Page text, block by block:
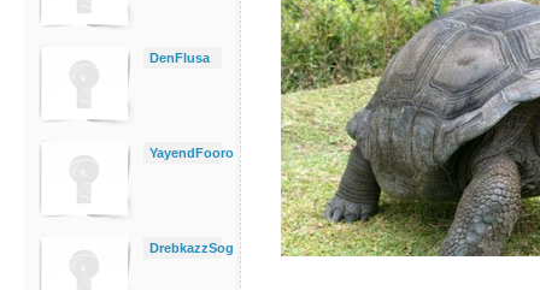
DenFlusa
YayendFooro
DrebkazzSog